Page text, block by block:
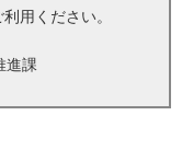
用ください。
進課